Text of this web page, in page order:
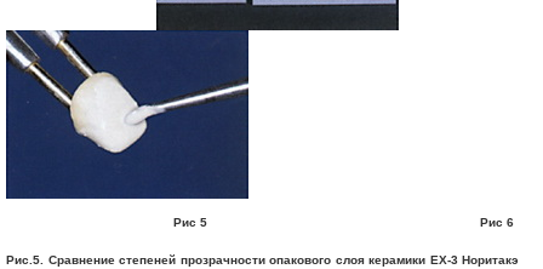
Рис 5 Рис 6
Рис.5. Сравнение степеней прозрачности опакового слоя керамики ЕХ-3 Норитакэ